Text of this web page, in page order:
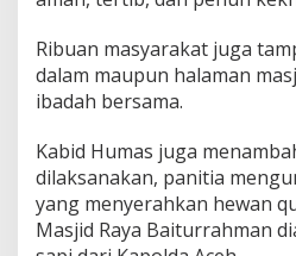
h
a
n
S
e
r
a
h
Ribuan masyarakat juga
dalam maupun halaman
ibadah bersama.
Kabid Humas juga
dilaksanakan, panitia
yang menyerahkan hewan
Masjid Raya Baiturrahman